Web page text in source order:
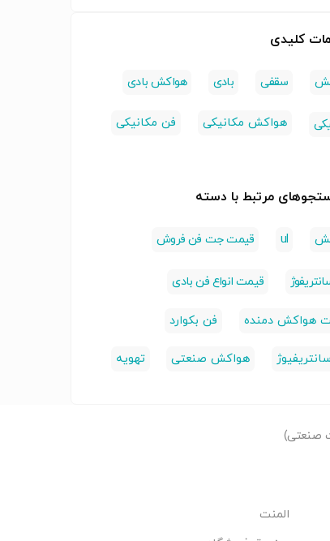
کلیدی
سقفی بادی هواکش بادی
هواکش مکانیکی فن مکانیکی
مرتبط با دسته
ul قیمت جت فن فروش
قیمت انواع فن بادی
هواکش دمنده فن بکوارد
هواکش صنعتی تهویه
صنعتی)
المنت